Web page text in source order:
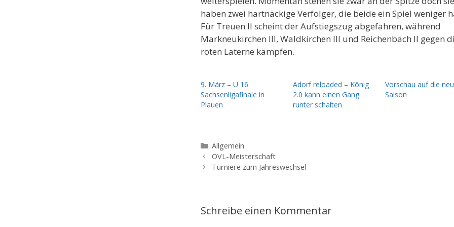
haben zwei hartnäckige Verfolger, die beide ein Spiel weniger
Für Treuen II scheint der Aufstiegszug abgefahren, während
Markneukirchen III, Waldkirchen III und Reichenbach II gegen
roten Laterne kämpfen.
9. März – U 16
Sachsenligafinale in
Plauen
Adorf reloaded – König
2.0 kann einen Gang
runter schalten
Vorschau auf die
Saison
Kategorien
Allgemein
OVL-Meisterschaft
Turniere zum Jahreswechsel
Schreibe einen Kommentar